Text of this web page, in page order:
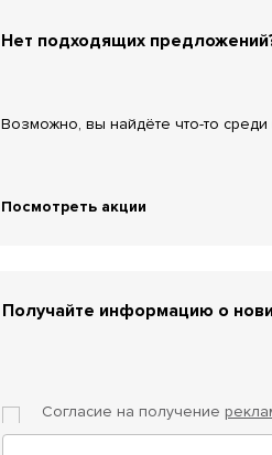
Нет подходящих
Возможно, вы найдёте что-то среди
Посмотреть акции
Получайте информацию о
Согласие на получение